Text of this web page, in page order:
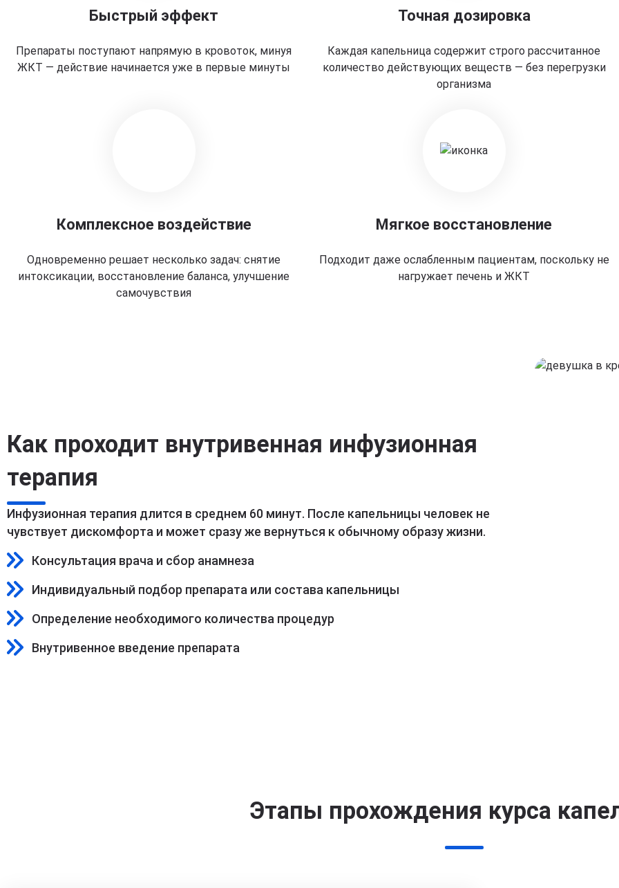
Быстрый эффект
Препараты поступают напрямую в кровоток, минуя
ЖКТ — действие начинается уже в первые минуты
Точная дозировка
Каждая капельница содержит строго рассчитанное
количество действующих веществ — без перегрузки
организма
Комплексное воздействие
Одновременно решает несколько задач: снятие
интоксикации, восстановление баланса, улучшение
самочувствия
Мягкое восстановление
Подходит даже ослабленным пациентам, поскольку не
нагружает печень и ЖКТ
Как проходит внутривенная инфузионная
терапия
Инфузионная терапия длится в среднем 60 минут. После капельницы человек не
чувствует дискомфорта и может сразу же вернуться к обычному образу жизни.
Консультация врача и сбор анамнеза
Индивидуальный подбор препарата или состава капельницы
Определение необходимого количества процедур
Внутривенное введение препарата
Этапы прохождения курса